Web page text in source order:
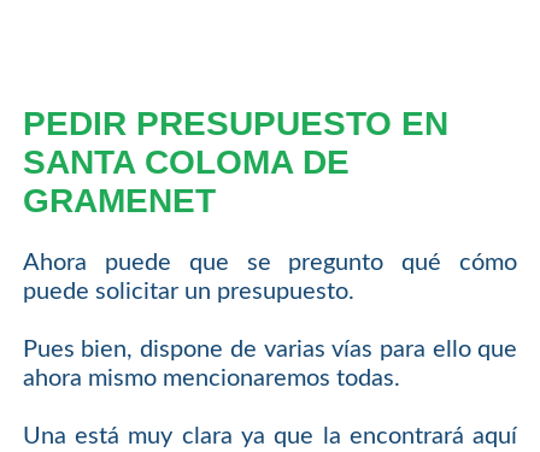
PEDIR PRESUPUESTO EN
SANTA COLOMA DE
GRAMENET
Ahora puede que se pregunto qué cómo
puede solicitar un presupuesto.
Pues bien, dispone de varias vías para ello que
ahora mismo mencionaremos todas.
Una está muy clara ya que la encontrará aquí